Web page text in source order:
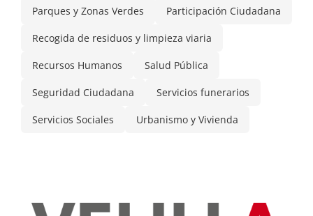
Parques y Zonas Verdes Participación Ciudadana
Recogida de residuos y limpieza viaria
Recursos Humanos Salud Pública
Seguridad Ciudadana Servicios funerarios
Servicios Sociales Urbanismo y Vivienda